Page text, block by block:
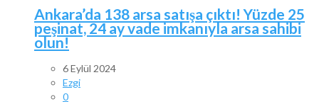
Ankara’da 138 arsa satışa çıktı! Yüzde 25
peşinat, 24 ay vade imkanıyla arsa sahibi
olun!
6 Eylül 2024
Ezgi
0